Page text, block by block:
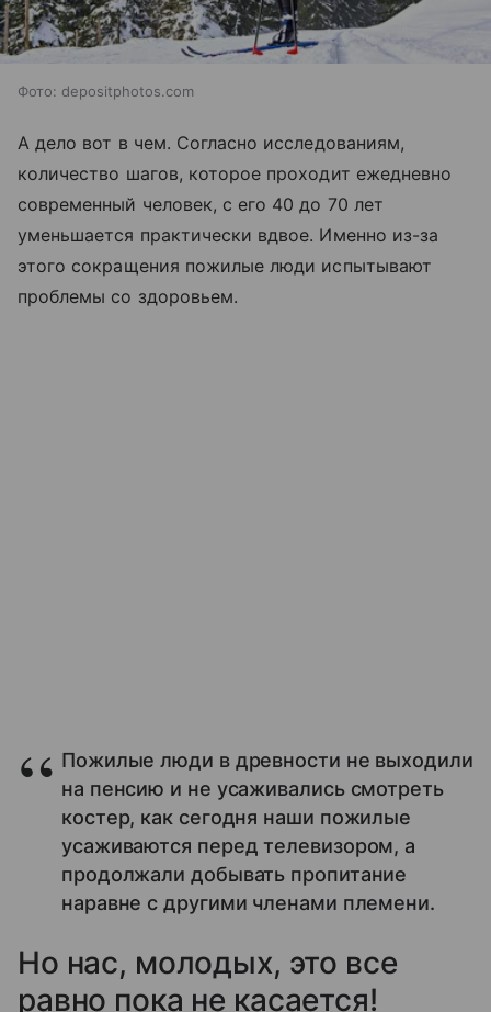
Фото: depositphotos.com
А дело вот в чем. Согласно исследованиям,
количество шагов, которое проходит ежедневно
современный человек, с его 40 до 70 лет
уменьшается практически вдвое. Именно из-за
этого сокращения пожилые люди испытывают
проблемы со здоровьем.
Пожилые люди в древности не выходили
на пенсию и не усаживались смотреть
костер, как сегодня наши пожилые
усаживаются перед телевизором, а
продолжали добывать пропитание
наравне с другими членами племени.
Но нас, молодых, это все
равно пока не касается!